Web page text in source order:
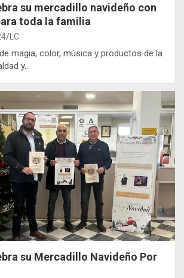
su mercadillo navideño con
toda la familia
LC
magia, color, música y productos de la
y…
su Mercadillo Navideño Por